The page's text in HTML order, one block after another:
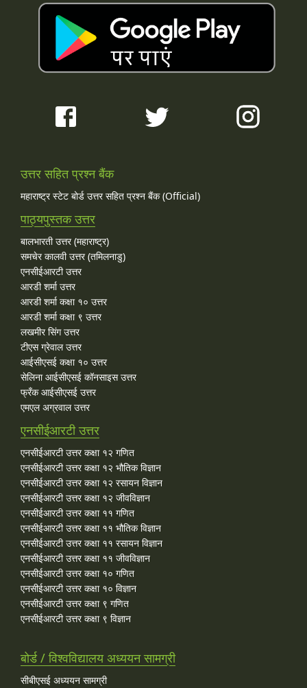
उत्तर सहित प्रश्न बैंक
महाराष्ट्र स्टेट बोर्ड उत्तर सहित प्रश्न बैंक (Official)
पाठ्यपुस्तक उत्तर
बालभारती उत्तर (महाराष्ट्र)
समचेर कालवी उत्तर (तमिलनाडु)
एनसीईआरटी उत्तर
आरडी शर्मा उत्तर
आरडी शर्मा कक्षा १० उत्तर
आरडी शर्मा कक्षा ९ उत्तर
लखमीर सिंग उत्तर
टीएस ग्रेवाल उत्तर
आईसीएसई कक्षा १० उत्तर
सेलिना आईसीएसई कॉनसाइस उत्तर
फ्रँक आईसीएसई उत्तर
एमएल अग्रवाल उत्तर
एनसीईआरटी उत्तर
एनसीईआरटी उत्तर कक्षा १२ गणित
एनसीईआरटी उत्तर कक्षा १२ भौतिक विज्ञान
एनसीईआरटी उत्तर कक्षा १२ रसायन विज्ञान
एनसीईआरटी उत्तर कक्षा १२ जीवविज्ञान
एनसीईआरटी उत्तर कक्षा ११ गणित
एनसीईआरटी उत्तर कक्षा ११ भौतिक विज्ञान
एनसीईआरटी उत्तर कक्षा ११ रसायन विज्ञान
एनसीईआरटी उत्तर कक्षा ११ जीवविज्ञान
एनसीईआरटी उत्तर कक्षा १० गणित
एनसीईआरटी उत्तर कक्षा १० विज्ञान
एनसीईआरटी उत्तर कक्षा ९ गणित
एनसीईआरटी उत्तर कक्षा ९ विज्ञान
बोर्ड / विश्वविद्यालय अध्ययन सामग्री
सीबीएसई अध्ययन सामग्री